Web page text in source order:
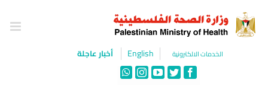
content
الخدمات الالكترونية English أخبار عاجلة
Facebook
Twitter
YouTube
Instagram
WhatsApp